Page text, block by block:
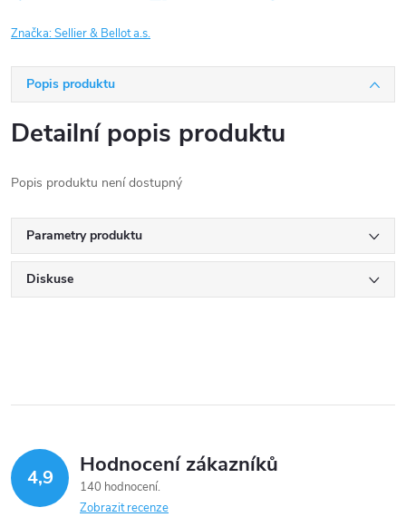
Značka:Sellier & Bellot a.s.
Popis produktu
Detailní popis produktu
Popis produktu není dostupný
Parametry produktu
Diskuse
4,9 Hodnocení zákazníků
140 hodnocení
Zobrazit recenze